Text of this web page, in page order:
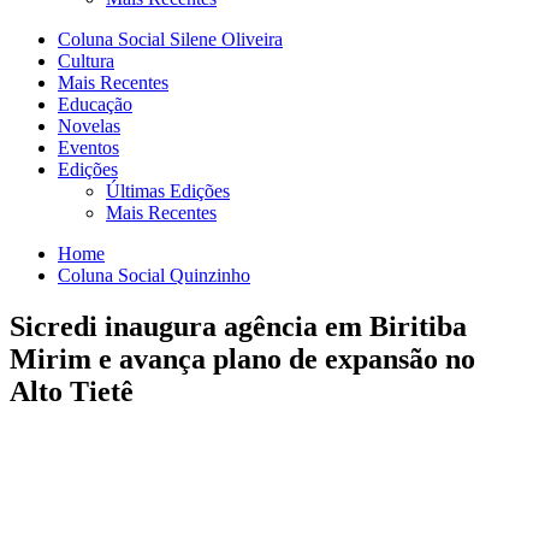
Coluna Social Silene Oliveira
Cultura
Mais Recentes
Educação
Novelas
Eventos
Edições
Últimas Edições
Mais Recentes
Home
Coluna Social Quinzinho
Sicredi inaugura agência em Biritiba
Mirim e avança plano de expansão no
Alto Tietê